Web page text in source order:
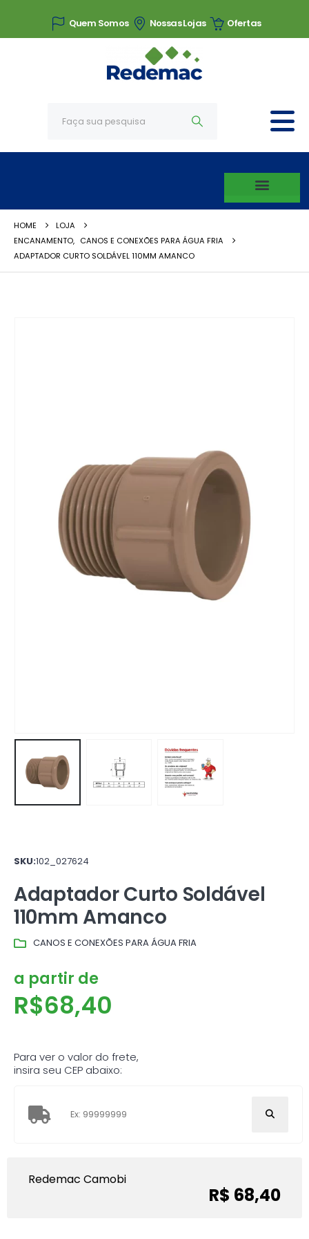
Quem Somos Nossas Lojas Ofertas
HOME
LOJA
ENCANAMENTO, CANOS E CONEXÕES PARA ÁGUA FRIA
ADAPTADOR CURTO SOLDÁVEL 110MM AMANCO
SKU:102_027624
Adaptador Curto Soldável
110mm Amanco
CANOS E CONEXÕES PARA ÁGUA FRIA
a partir de
R$68,40
Para ver o valor do frete,
insira seu CEP abaixo:
Redemac Camobi
R$ 68,40